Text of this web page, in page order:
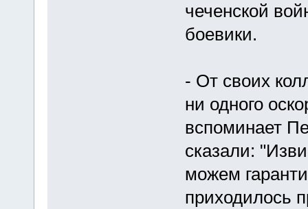
чеченской
боевики.
- От своих
ни одного
вспоминает
сказали:
можем
приходилось